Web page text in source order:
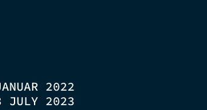
2022
JULY 2023